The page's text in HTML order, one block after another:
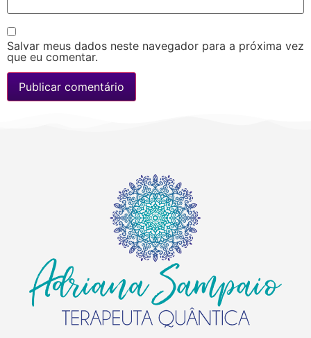
Salvar meus dados neste navegador para a próxima vez
que eu comentar.